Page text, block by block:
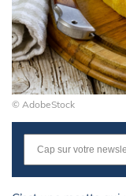
© AdobeStock